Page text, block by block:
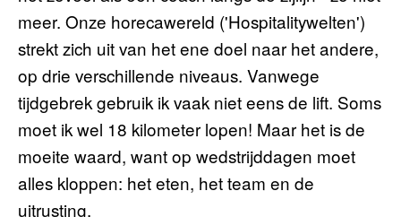
meer. Onze horecawereld ('Hospitalitywelten')
strekt zich uit van het ene doel naar het andere,
op drie verschillende niveaus. Vanwege
tijdgebrek gebruik ik vaak niet eens de lift. Soms
moet ik wel 18 kilometer lopen! Maar het is de
moeite waard, want op wedstrijddagen moet
alles kloppen: het eten, het team en de
uitrusting.